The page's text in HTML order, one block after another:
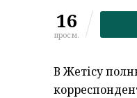
16
просм.
В Жетісу